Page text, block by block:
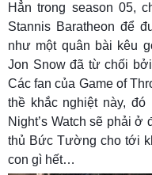
Hẳn trong season 05,
Stannis Baratheon để
như một quân bài kêu
Jon Snow đã từ chối
Các fan của Game of
thề khắc nghiệt này,
Night’s Watch sẽ phải ở
thủ Bức Tường cho tới
con gì hết…